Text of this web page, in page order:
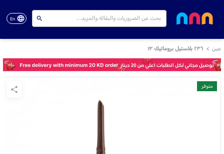
En
عين ٢٣٦ بلاستيل بروماتيك ١٣
متوفر